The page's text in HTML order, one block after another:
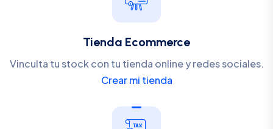
Tienda Ecommerce
Vinculta tu stock con tu tienda online y redes sociales.
Crear mi tienda